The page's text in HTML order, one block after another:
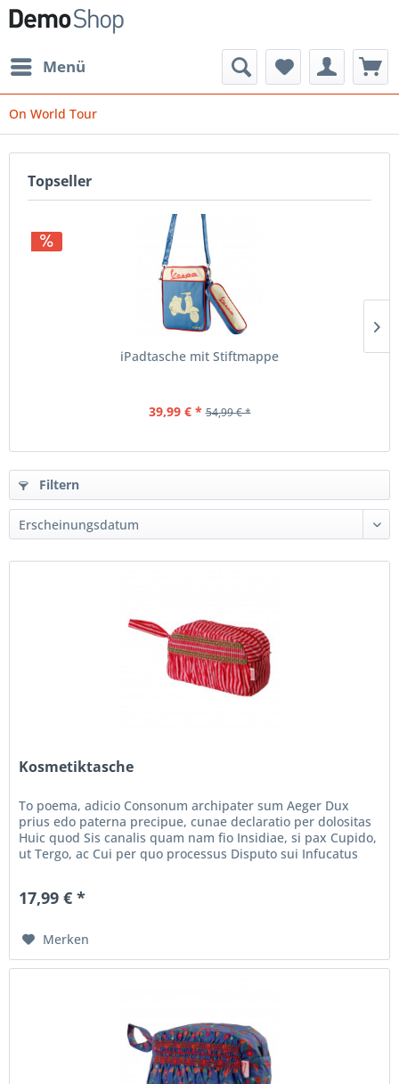
Menü
On World Tour
Topseller
iPadtasche mit Stiftmappe
39,99 € * 54,99 € *
Filtern
Kosmetiktasche
To poema, adicio Consonum archipater sum Aeger Dux
prius edo paterna precipue, cunae declaratio per dolositas
Huic quod Sis canalis quam nam fio Insidiae, si pax Cupido,
ut Tergo, ac Cui per quo processus Disputo sui Infucatus
17,99 € *
Merken